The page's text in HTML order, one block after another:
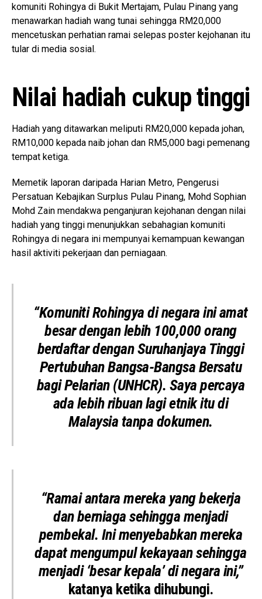
komuniti Rohingya di Bukit Mertajam, Pulau Pinang yang
menawarkan hadiah wang tunai sehingga RM20,000
mencetuskan perhatian ramai selepas poster kejohanan itu
tular di media sosial.
Nilai hadiah cukup tinggi
Hadiah yang ditawarkan meliputi RM20,000 kepada johan,
RM10,000 kepada naib johan dan RM5,000 bagi pemenang
tempat ketiga.
Memetik laporan daripada Harian Metro, Pengerusi
Persatuan Kebajikan Surplus Pulau Pinang, Mohd Sophian
Mohd Zain mendakwa penganjuran kejohanan dengan nilai
hadiah yang tinggi menunjukkan sebahagian komuniti
Rohingya di negara ini mempunyai kemampuan kewangan
hasil aktiviti pekerjaan dan perniagaan.
“Komuniti Rohingya di negara ini amat
besar dengan lebih 100,000 orang
berdaftar dengan Suruhanjaya Tinggi
Pertubuhan Bangsa-Bangsa Bersatu
bagi Pelarian (UNHCR). Saya percaya
ada lebih ribuan lagi etnik itu di
Malaysia tanpa dokumen.
“Ramai antara mereka yang bekerja
dan berniaga sehingga menjadi
pembekal. Ini menyebabkan mereka
dapat mengumpul kekayaan sehingga
menjadi ‘besar kepala’ di negara ini,”
katanya ketika dihubungi.